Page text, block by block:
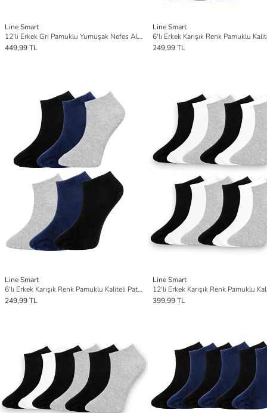
Line Smart
12'li Erkek Gri Pamuklu Yumuşak Nefes Alabilen Dayanıklı Soket Çorap
449,99 TL
Line Smart
249,99 TL
Line Smart
6'lı Erkek Karışık Renk Pamuklu Kaliteli Patik Çorap
249,99 TL
Line Smart
399,99 TL